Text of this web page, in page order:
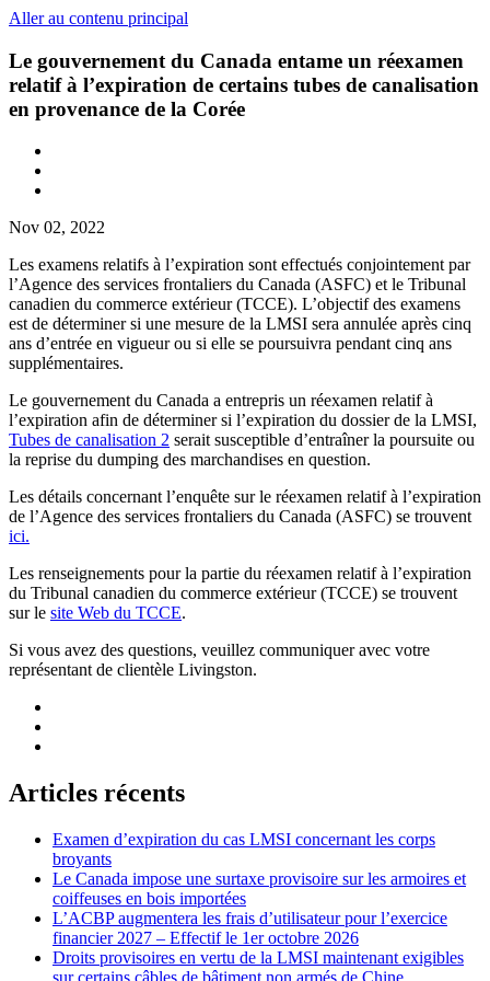
Aller au contenu principal
Le gouvernement du Canada entame un réexamen
relatif à l’expiration de certains tubes de canalisation
en provenance de la Corée
Nov 02, 2022
Les examens relatifs à l’expiration sont effectués conjointement par
l’Agence des services frontaliers du Canada (ASFC) et le Tribunal
canadien du commerce extérieur (TCCE). L’objectif des examens
est de déterminer si une mesure de la LMSI sera annulée après cinq
ans d’entrée en vigueur ou si elle se poursuivra pendant cinq ans
supplémentaires.
Le gouvernement du Canada a entrepris un réexamen relatif à
l’expiration afin de déterminer si l’expiration du dossier de la LMSI,
Tubes de canalisation 2 serait susceptible d’entraîner la poursuite ou
la reprise du dumping des marchandises en question.
Les détails concernant l’enquête sur le réexamen relatif à l’expiration
de l’Agence des services frontaliers du Canada (ASFC) se trouvent
ici.
Les renseignements pour la partie du réexamen relatif à l’expiration
du Tribunal canadien du commerce extérieur (TCCE) se trouvent
sur le site Web du TCCE.
Si vous avez des questions, veuillez communiquer avec votre
représentant de clientèle Livingston.
Articles récents
Examen d’expiration du cas LMSI concernant les corps
broyants
Le Canada impose une surtaxe provisoire sur les armoires et
coiffeuses en bois importées
L’ACBP augmentera les frais d’utilisateur pour l’exercice
financier 2027 – Effectif le 1er octobre 2026
Droits provisoires en vertu de la LMSI maintenant exigibles